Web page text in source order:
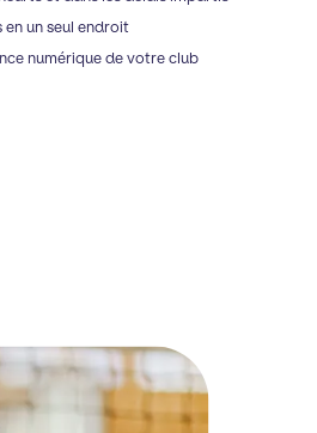
en un seul endroit
numérique de votre club